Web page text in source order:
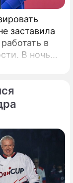
заставила
в
В ночь